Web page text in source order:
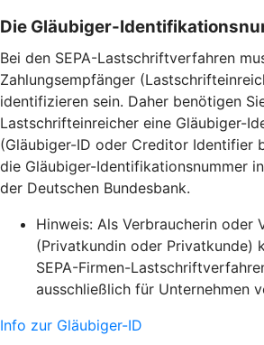
Die Gläubiger-
Bei den SEPA-Lastschriftverfahren
Zahlungsempfänger
identifizieren sein. Daher benötigen
Lastschrifteinreicher eine Gläubiger-
(Gläubiger-ID oder Creditor Identifier
die Gläubiger-Identifikationsnummer
der Deutschen Bundesbank.
Hinweis: Als Verbraucherin oder
(Privatkundin oder Privatkunde)
SEPA-Firmen-
ausschließlich für Unternehmen
Info zur Gläubiger-ID